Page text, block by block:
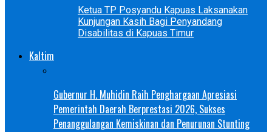
Ketua TP Posyandu Kapuas Laksanakan
Kunjungan Kasih Bagi Penyandang
Disabilitas di Kapuas Timur
Kaltim
Gubernur H. Muhidin Raih Penghargaan Apresiasi
Pemerintah Daerah Berprestasi 2026, Sukses
Penanggulangan Kemiskinan dan Penurunan Stunting